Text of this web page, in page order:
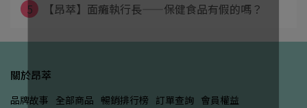
5
【昂萃】面癱執行長——保健食品有假的嗎？
關於昂萃
品牌故事 全部商品 暢銷排行榜 訂單查詢 會員權益